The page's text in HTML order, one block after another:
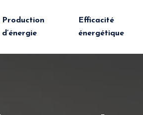
Production
d’énergie
Efficacité
énergétique